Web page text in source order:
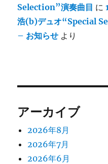
Selection”演奏曲目 に
浩(b)デュオ“Special
– お知らせ より
アーカイブ
2026年8月
2026年7月
2026年6月